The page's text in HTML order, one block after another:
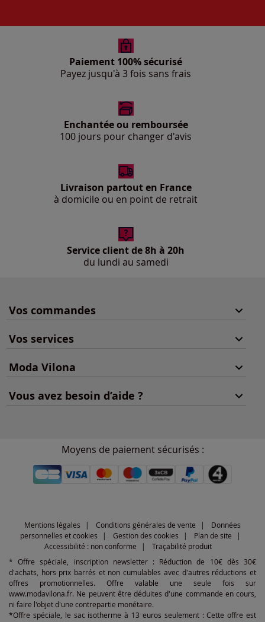
Paiement 100% sécurisé
Payez jusqu'à 3 fois sans frais
Enchantée ou remboursée
100 jours pour changer d'avis
Livraison partout en France
à domicile ou en point de retrait
Service client de 8h à 20h
du lundi au samedi
Vos commandes
Vos services
Moda Vilona
Vous avez besoin d’aide ?
Moyens de paiement sécurisés :
Mentions légales Conditions générales de vente
Données
personnelles et cookies
Gestion des cookies
Plan de site
Accessibilité : non conforme
Traçabilité produit
* Offre spéciale, inscription newsletter : Réduction de 10€ dès 30€
d'achats, hors prix barrés et non cumulables avec d'autres réductions et
offres promotionnelles. Offre valable une seule fois sur
www.modavilona.fr. Ne peuvent être déduites d'une commande en cours,
ni faire l'objet d'une contrepartie monétaire.
*Offre spéciale, le sac isotherme à 13 euros seulement : Cette offre est